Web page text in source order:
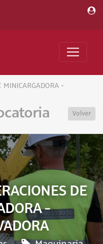
MINICARGADORA -
Volver
DE
-